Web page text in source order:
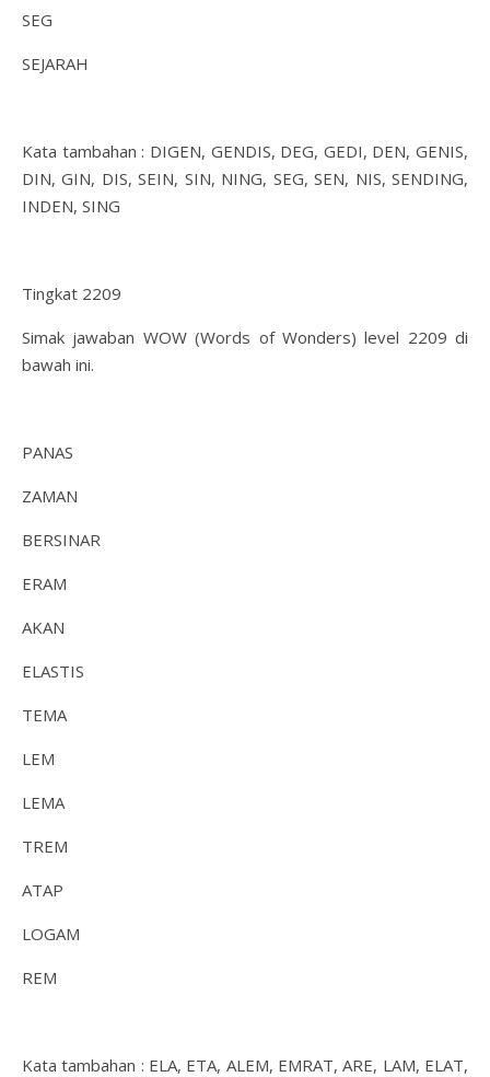
SEG
SEJARAH
Kata tambahan : DIGEN, GENDIS, DEG, GEDI, DEN, GENIS,
DIN, GIN, DIS, SEIN, SIN, NING, SEG, SEN, NIS, SENDING,
INDEN, SING
Tingkat 2209
Simak jawaban WOW (Words of Wonders) level 2209 di
bawah ini.
PANAS
ZAMAN
BERSINAR
ERAM
AKAN
ELASTIS
TEMA
LEM
LEMA
TREM
ATAP
LOGAM
REM
Kata tambahan : ELA, ETA, ALEM, EMRAT, ARE, LAM, ELAT,